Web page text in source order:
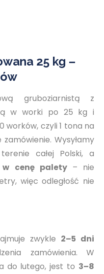
25 kg –
gruboziarnistą z
w worki po 25 kg i
worków, czyli 1 tona na
Wysyłamy
całej Polski, a
cenę palety– nie
więc odległość nie
zwykle 2–5 dni
zamówienia. W
do lutego, jest to 3–8